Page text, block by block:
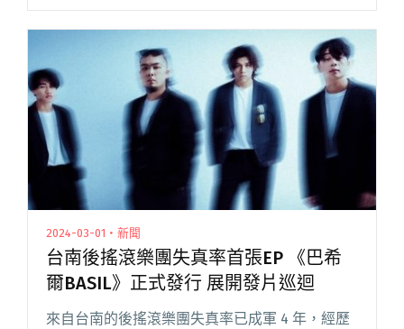
開唱，限定 7 場在 4 月 8 日閱讀全文 "相隔七年
來台開唱！陳奕迅7月在台北小巨蛋連開七場，
4/8啟售"
2024-03-01・新聞
台南後搖滾樂團失真率首張EP 《巴希
爾BASIL》正式發行 展開發片巡迴
來自台南的後搖滾樂團失真率已成軍 4 年，經歷